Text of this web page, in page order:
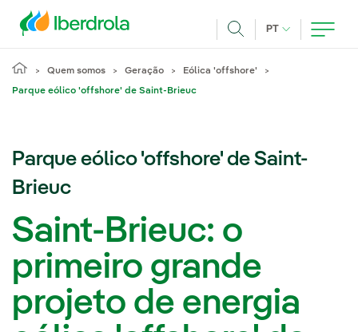
PT IDIOMA ATUAL,
Quem somos Geração Eólica 'offshore'
Parque eólico 'offshore' de Saint-Brieuc
Parque eólico 'offshore' de Saint-
Brieuc
Saint-Brieuc: o
primeiro grande
projeto de energia